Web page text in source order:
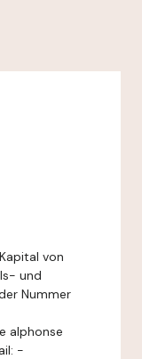
von
und
Nummer
alphonse
-